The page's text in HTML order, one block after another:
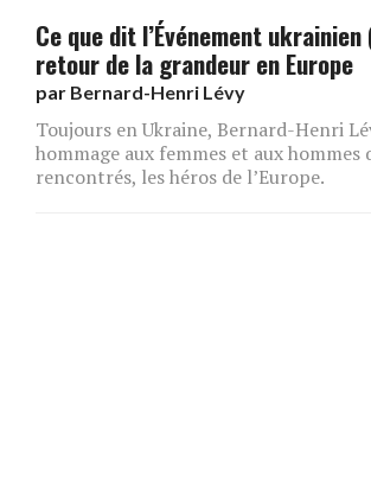
Ce que dit l’Événement
retour de la grandeur en Europe
par Bernard-Henri Lévy
Toujours en Ukraine, Bernard-Henri
hommage aux femmes et aux hommes
rencontrés, les héros de l’Europe.